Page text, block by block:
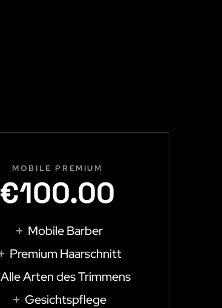
MOBILE PREMIUM
€100.00
Mobile Barber
Premium Haarschnitt
Alle Arten des Trimmens
Gesichtspflege